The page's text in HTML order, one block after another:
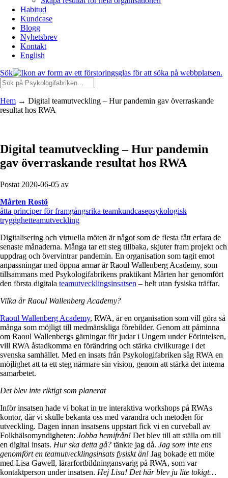
Habitud
Kundcase
Blogg
Nyhetsbrev
Kontakt
English
Sök
Hem → Digital teamutveckling – Hur pandemin gav överraskande
resultat hos RWA
Digital teamutveckling – Hur pandemin
gav överraskande resultat hos RWA
Postat 2020-06-05 av
Mårten Rostö
åtta principer för framgångsrika teamkundcasepsykologisk
tryggghetteamutveckling
Digitalisering och virtuella möten är något som de flesta fått erfara de
senaste månaderna. Många tar ett steg tillbaka, skjuter fram projekt och
uppdrag och övervintrar pandemin. En organisation som tagit emot
anpassningar med öppna armar är Raoul Wallenberg Academy, som
tillsammans med Psykologifabrikens praktikant Mårten har genomfört
den första digitala teamutvecklingsinsatsen – helt utan fysiska träffar.
Vilka är Raoul Wallenberg Academy?
Raoul Wallenberg Academy, RWA, är en organisation som vill göra så
många som möjligt till medmänskliga förebilder. Genom att påminna
om Raoul Wallenbergs gärningar för judar i Ungern under Förintelsen,
vill RWA åstadkomma en förändring och stärka civilkurage i det
svenska samhället. Med en insats från Psykologifabriken såg RWA en
möjlighet att ta ett steg närmare sin vision, genom att stärka det interna
samarbetet.
Det blev inte riktigt som planerat
Inför insatsen hade vi bokat in tre interaktiva workshops på RWAs
kontor, där vi skulle bekanta oss med varandra och metoden för
utveckling. Dagen innan insatsens uppstart fick vi en curveball av
Folkhälsomyndigheten: Jobba hemifrån! Det blev till att ställa om till
en digital insats. Hur ska detta gå? tänkte jag då. Jag som inte ens
genomfört en teamutvecklingsinsats fysiskt än! Jag bokade ett möte
med Lisa Gawell, lärarfortbildningansvarig på RWA, som var
kontaktperson under insatsen. Hej Lisa! Det här blev ju lite tokigt…